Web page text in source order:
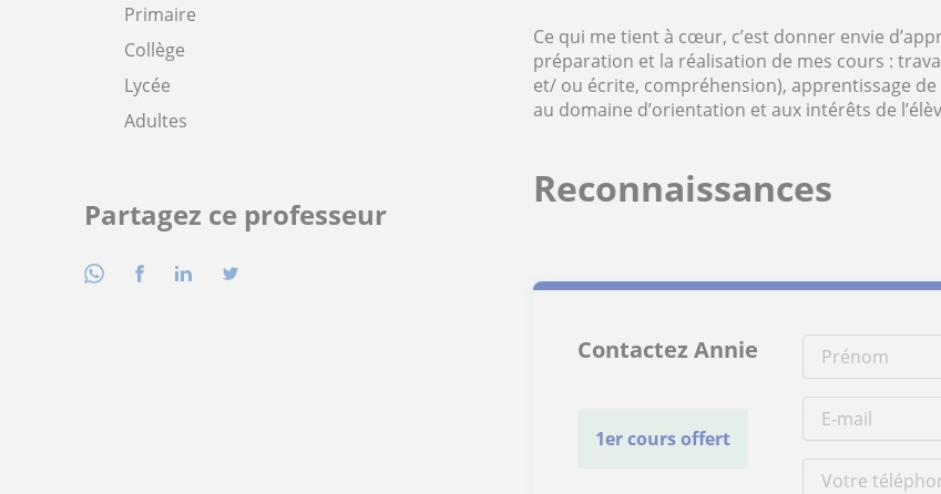
Primaire
Collège
Lycée
Adultes
Partagez ce professeur
Ce qui me tient à cœur, c’est donner envie
préparation et la réalisation de mes cours :
et/ ou écrite, compréhension), apprentissage
au domaine d’orientation et aux intérêts de
Reconnaissances
Contactez Annie
1er cours offert